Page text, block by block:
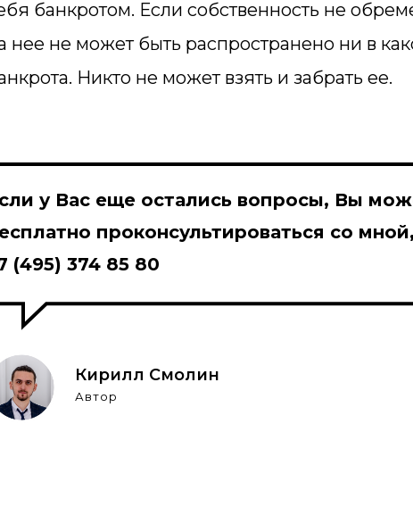
банкротом. Если собственность не
нее не может быть распространено ни в
Никто не может взять и забрать ее.
у Вас еще остались вопросы, Вы
проконсультироваться со
(495) 374 85 80
Кирилл Смолин
Автор